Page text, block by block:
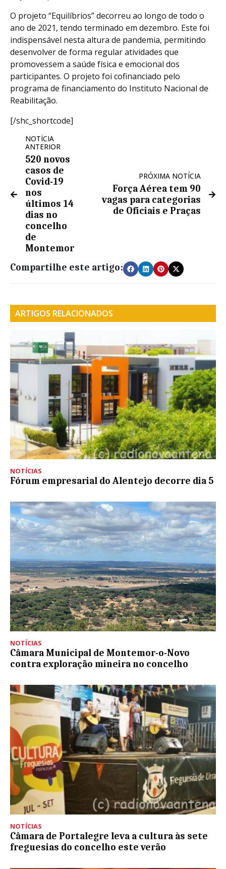
O projeto “Equilíbrios” decorreu ao longo de todo o
ano de 2021, tendo terminado em dezembro. Este foi
indispensável nesta altura de pandemia, permitindo
desenvolver de forma regular atividades que
promovessem a saúde física e emocional dos
participantes. O projeto foi cofinanciado pelo
programa de financiamento do Instituto Nacional de
Reabilitação.
[/shc_shortcode]
NOTÍCIA
ANTERIOR
520 novos
casos de
Covid-19
nos
últimos 14
dias no
concelho
de
Montemor
PRÓXIMA NOTÍCIA
Força Aérea tem 90
vagas para categorias
de Oficiais e Praças
Compartilhe este artigo:
ARTIGOS RELACIONADOS
NOTÍCIAS
Fórum empresarial do Alentejo decorre dia 5
NOTÍCIAS
Câmara Municipal de Montemor-o-Novo
contra exploração mineira no concelho
NOTÍCIAS
Câmara de Portalegre leva a cultura às sete
freguesias do concelho este verão